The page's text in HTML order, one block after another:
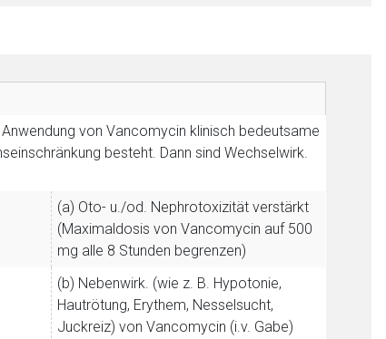
von Vancomycin klinisch bedeutsame
besteht. Dann sind Wechselwirk.
(a) Oto- u./od. Nephrotoxizität verstärkt
(Maximaldosis von Vancomycin auf 500
mg alle 8 Stunden begrenzen)
(b) Nebenwirk. (wie z. B. Hypotonie,
Hautrötung, Erythem, Nesselsucht,
Juckreiz) von Vancomycin (i.v. Gabe)
Seite ist deren
Zur Seite